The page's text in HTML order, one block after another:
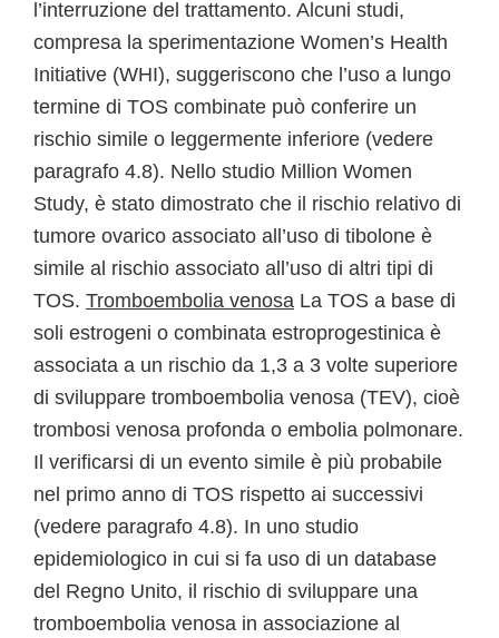
l’interruzione del trattamento. Alcuni studi,
compresa la sperimentazione Women’s Health
Initiative (WHI), suggeriscono che l’uso a lungo
termine di TOS combinate può conferire un
rischio simile o leggermente inferiore (vedere
paragrafo 4.8). Nello studio Million Women
Study, è stato dimostrato che il rischio relativo di
tumore ovarico associato all’uso di tibolone è
simile al rischio associato all’uso di altri tipi di
TOS. Tromboembolia venosa La TOS a base di
soli estrogeni o combinata estroprogestinica è
associata a un rischio da 1,3 a 3 volte superiore
di sviluppare tromboembolia venosa (TEV), cioè
trombosi venosa profonda o embolia polmonare.
Il verificarsi di un evento simile è più probabile
nel primo anno di TOS rispetto ai successivi
(vedere paragrafo 4.8). In uno studio
epidemiologico in cui si fa uso di un database
del Regno Unito, il rischio di sviluppare una
tromboembolia venosa in associazione al